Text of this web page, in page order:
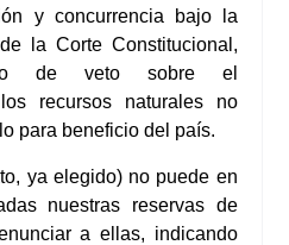
y concurrencia bajo la
la Corte Constitucional,
de veto sobre el
recursos naturales no
para beneficio del país.
ya elegido) no puede en
nuestras reservas de
a ellas, indicando